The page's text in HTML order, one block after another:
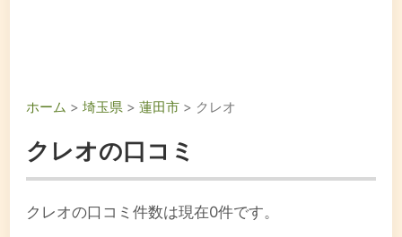
ホーム >埼玉県 >蓮田市 > クレオ
クレオの口コミ
クレオの口コミ件数は現在0件です。